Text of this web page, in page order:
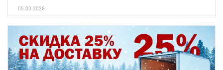
05.03.2026